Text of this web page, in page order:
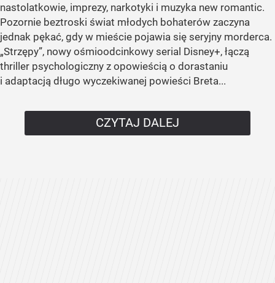
nastolatkowie, imprezy, narkotyki i muzyka new romantic.
Pozornie beztroski świat młodych bohaterów zaczyna
jednak pękać, gdy w mieście pojawia się seryjny morderca.
„Strzępy”, nowy ośmioodcinkowy serial Disney+, łączą
thriller psychologiczny z opowieścią o dorastaniu
i adaptacją długo wyczekiwanej powieści Breta...
CZYTAJ DALEJ